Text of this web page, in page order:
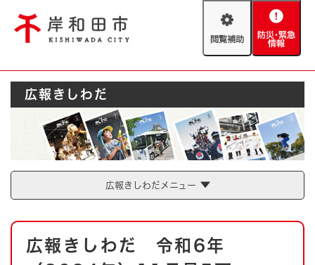
閲
助
防
緊
情
報
Foreign language
やさしい日本語
とじる
防災・緊急情報
ハザードマップ AED設置箇所
とじる
広報きしわだ
広報きしわだメニュー
本
広報きしわだ 令和6年